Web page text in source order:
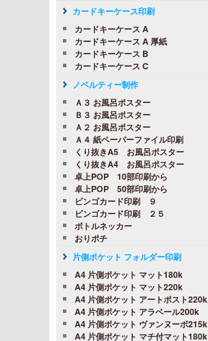
カードキーケース印刷
カードキーケース A
カードキーケース A 厚紙
カードキーケース B
カードキーケース C
ノベルティー制作
Ａ３ お風呂ポスター
Ｂ３ お風呂ポスター
Ａ２ お風呂ポスター
Ａ４ 紙ペーパーファイル印刷
くり抜きA5 お風呂ポスター
くり抜きA4 お風呂ポスター
卓上POP 10部印刷から
卓上POP 50部印刷から
ビンゴカード印刷 ９
ビンゴカード印刷 ２５
ボトルネッカー
おりポチ
片側ポケット フォルダー印刷
A4 片側ポケット マット180k
A4 片側ポケット マット220k
A4 片側ポケット アートポスト220k
A4 片側ポケット アラベール200k
A4 片側ポケット ヴァンヌーボ215k
A4 片側ポケット マチ付マット180k